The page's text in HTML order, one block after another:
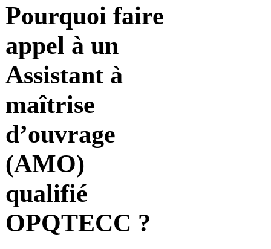
Pourquoi faire
appel à un
Assistant à
maîtrise
d’ouvrage
(AMO)
qualifié
OPQTECC ?